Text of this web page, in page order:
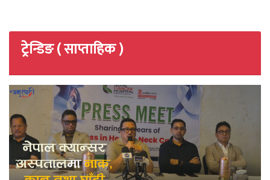
ट्रेन्डिङ ( साप्ताहिक )